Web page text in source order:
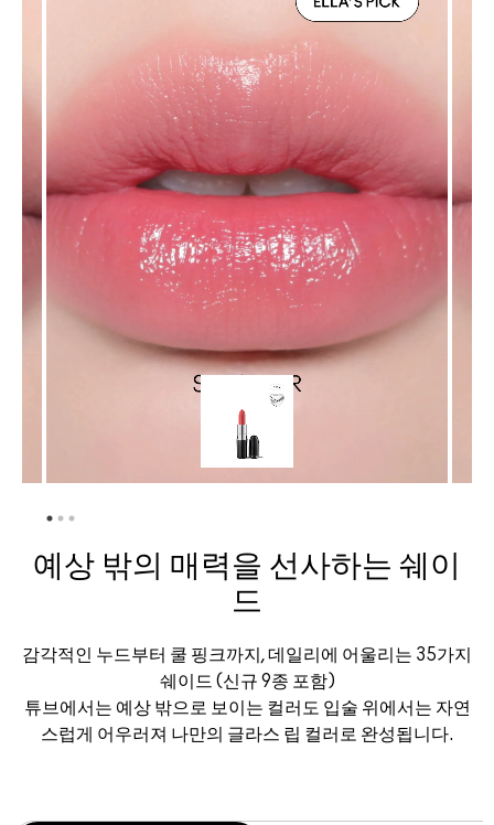
예상 밖의 매력을 선사하는 쉐이
드
감각적인 누드부터 쿨 핑크까지, 데일리에 어울리는 35가지
쉐이드 (신규 9종 포함)
튜브에서는 예상 밖으로 보이는 컬러도 입술 위에서는 자연
스럽게 어우러져 나만의 글라스 립 컬러로 완성됩니다.